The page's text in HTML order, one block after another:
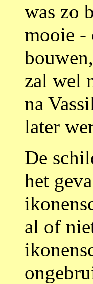
was zo
mooie -
zal wel
na
later
De
het
al of